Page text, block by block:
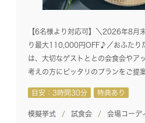
【6名様より対応可】＼2026年8月
り最大110,000円OFF♪／おふたり
は、大切なゲストととの会食会やア
考えの方にピッタリのプランをご提案
目安：3時間30分 特典あり
模擬挙式 試食会 会場コーデ